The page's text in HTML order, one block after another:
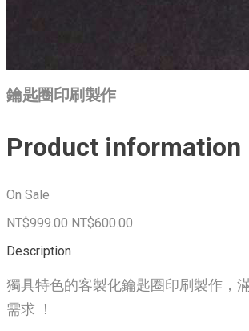
鑰匙圈印刷製作
Product information
On Sale
NT$999.00 NT$600.00
Description
獨具特色的客製化鑰匙圈印刷製作，
需求 ！